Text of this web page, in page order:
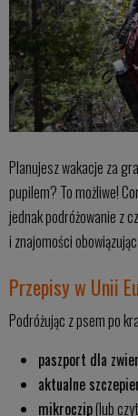
Planujesz wakacje za
pupilem? To możliwe!
jednak podróżowanie z
i znajomości
Przepisy w Unii
Podróżując z psem po
paszport dla
aktualne
mikroczip(lub